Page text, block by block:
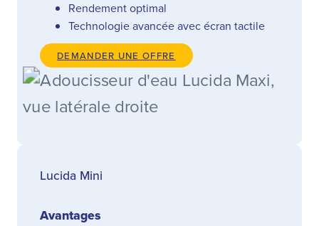
Rendement optimal
Technologie avancée avec écran tactile
DEMANDER UNE OFFRE
Lucida Mini
Avantages